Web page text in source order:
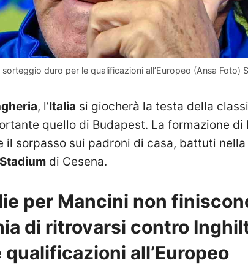
duro per le qualificazioni all’Europeo (Ansa Foto)
, l’Italia si giocherà la testa della
quello di Budapest. La formazione di
sorpasso sui padroni di casa, battuti nella
di Cesena.
per Mancini non
di ritrovarsi contro
all’Europeo